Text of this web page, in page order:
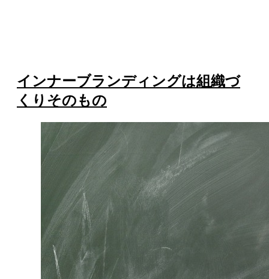
インナーブランディングは組織づ
くりそのもの